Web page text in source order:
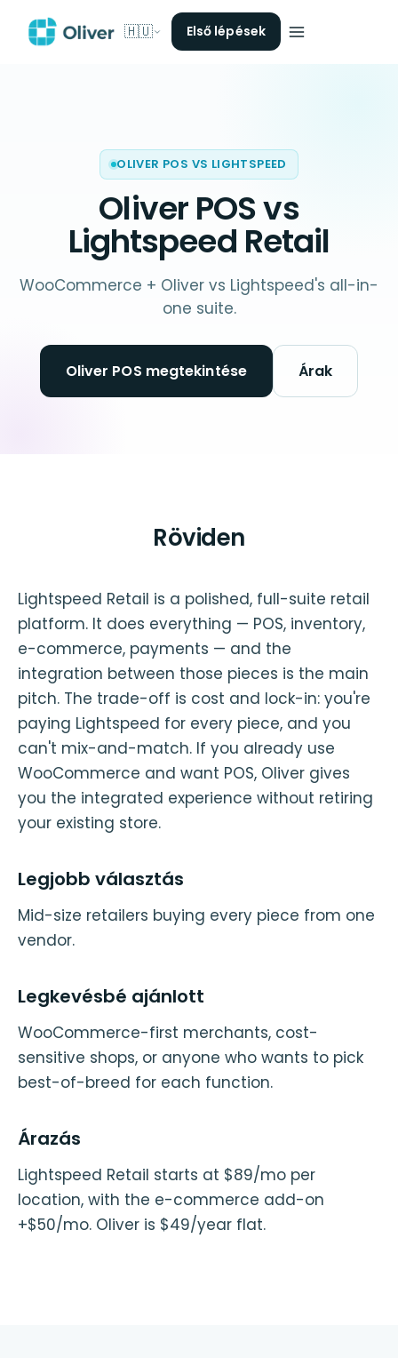
🇭🇺 Első lépések
OLIVER POS VS LIGHTSPEED
Oliver POS vs
Lightspeed Retail
WooCommerce + Oliver vs Lightspeed's all-in-
one suite.
Oliver POS megtekintése Árak
Röviden
Lightspeed Retail is a polished, full-suite retail
platform. It does everything — POS, inventory,
e-commerce, payments — and the
integration between those pieces is the main
pitch. The trade-off is cost and lock-in: you're
paying Lightspeed for every piece, and you
can't mix-and-match. If you already use
WooCommerce and want POS, Oliver gives
you the integrated experience without retiring
your existing store.
Legjobb választás
Mid-size retailers buying every piece from one
vendor.
Legkevésbé ajánlott
WooCommerce-first merchants, cost-
sensitive shops, or anyone who wants to pick
best-of-breed for each function.
Árazás
Lightspeed Retail starts at $89/mo per
location, with the e-commerce add-on
+$50/mo. Oliver is $49/year flat.